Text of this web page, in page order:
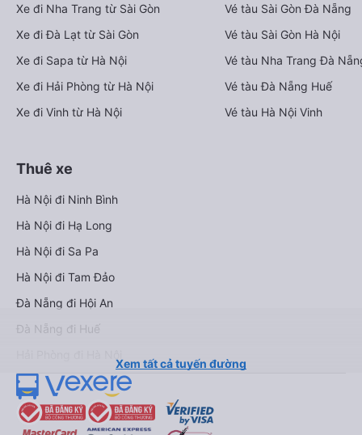
Xe đi Nha Trang từ Sài Gòn
Xe đi Đà Lạt từ Sài Gòn
Xe đi Sapa từ Hà Nội
Xe đi Hải Phòng từ Hà Nội
Xe đi Vinh từ Hà Nội
Vé tàu Sài Gòn Đà Nẵng
Vé tàu Sài Gòn Hà Nội
Vé tàu Nha Trang Đà
Vé tàu Đà Nẵng Huế
Vé tàu Hà Nội Vinh
Thuê xe
Hà Nội đi Ninh Bình
Hà Nội đi Hạ Long
Hà Nội đi Sa Pa
Hà Nội đi Tam Đảo
Đà Nẵng đi Hội An
Đà Nẵng đi Huế
Xem tất cả tuyến đường